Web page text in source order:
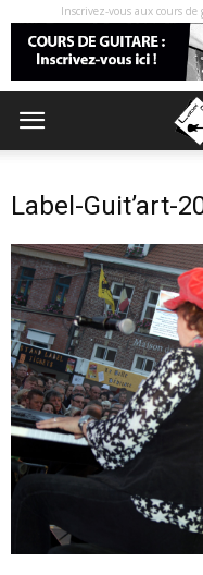
Inscrivez-vous aux cours
Label-Guit’art-